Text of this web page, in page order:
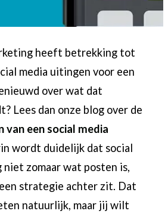
heeft betrekking tot
media uitingen voor een
over wat dat
Lees dan onze blog over de
van een social media
wordt duidelijk dat social
niet zomaar wat posten is,
strategie achter zit. Dat
natuurlijk, maar jij wilt